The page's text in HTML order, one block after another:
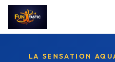
LA SENSATION